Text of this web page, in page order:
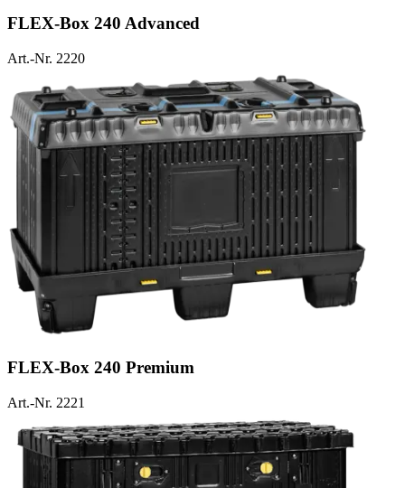
FLEX-Box 240 Advanced
Art.-Nr. 2220
FLEX-Box 240 Premium
Art.-Nr. 2221